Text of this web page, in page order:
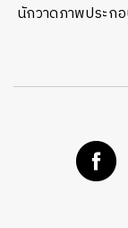
นักวาดภาพประก